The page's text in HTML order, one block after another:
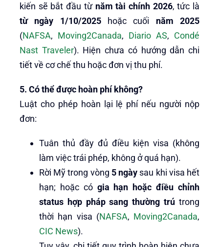
kiến sẽ bắt đầu từ năm tài chính 2026, tức là
từ ngày 1/10/2025hoặc cuối năm 2025
(NAFSA, Moving2Canada, Diario AS, Condé
Nast Traveler). Hiện chưa có hướng dẫn chi
tiết về cơ chế thu hoặc đơn vị thu phí.
5. Có thể được hoàn phí không?
Luật cho phép hoàn lại lệ phí nếu người nộp
đơn:
Tuân thủ đầy đủ điều kiện visa (không
làm việc trái phép, không ở quá hạn).
Rời Mỹ trong vòng 5 ngày sau khi visa hết
hạn; hoặc có gia hạn hoặc điều chỉnh
status hợp pháp sang thường trú trong
thời hạn visa (NAFSA, Moving2Canada,
CIC News).